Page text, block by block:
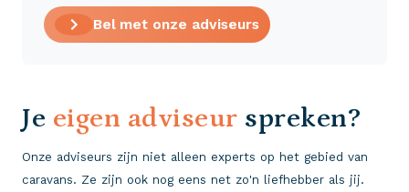
Bel met onze adviseurs
Je eigen adviseur spreken?
Onze adviseurs zijn niet alleen experts op het gebied van
caravans. Ze zijn ook nog eens net zo'n liefhebber als jij.